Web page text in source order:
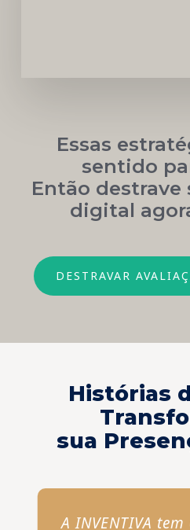
Essas
sentido
Então destrave
digital
DESTRAVAR
Histórias
sua
A INVENTIVA